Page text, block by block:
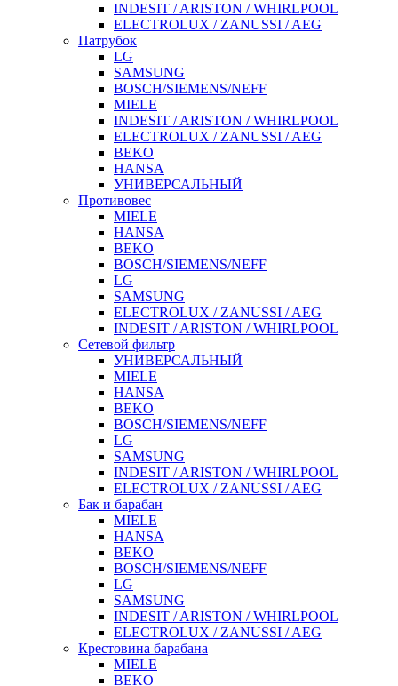
INDESIT / ARISTON / WHIRLPOOL
ELECTROLUX / ZANUSSI / AEG
Патрубок
LG
SAMSUNG
BOSCH/SIEMENS/NEFF
MIELE
INDESIT / ARISTON / WHIRLPOOL
ELECTROLUX / ZANUSSI / AEG
BEKO
HANSA
УНИВЕРСАЛЬНЫЙ
Противовес
MIELE
HANSA
BEKO
BOSCH/SIEMENS/NEFF
LG
SAMSUNG
ELECTROLUX / ZANUSSI / AEG
INDESIT / ARISTON / WHIRLPOOL
Сетевой фильтр
УНИВЕРСАЛЬНЫЙ
MIELE
HANSA
BEKO
BOSCH/SIEMENS/NEFF
LG
SAMSUNG
INDESIT / ARISTON / WHIRLPOOL
ELECTROLUX / ZANUSSI / AEG
Бак и барабан
MIELE
HANSA
BEKO
BOSCH/SIEMENS/NEFF
LG
SAMSUNG
INDESIT / ARISTON / WHIRLPOOL
ELECTROLUX / ZANUSSI / AEG
Крестовина барабана
MIELE
BEKO